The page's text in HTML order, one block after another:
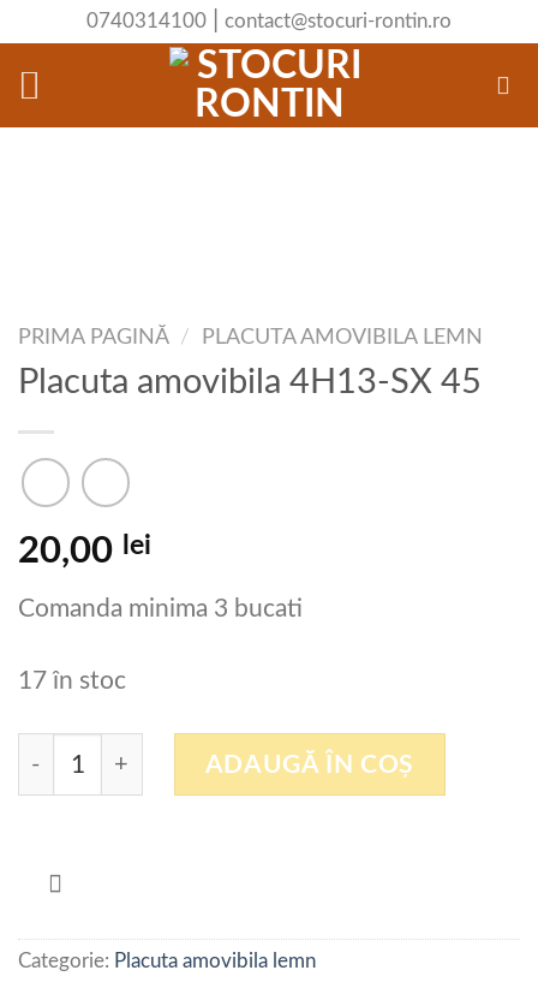
content
0740314100 contact@stocuri-rontin.ro
PRIMA PAGINĂ / PLACUTA AMOVIBILA LEMN
Placuta amovibila 4H13-SX 45
20,00 lei
Comanda minima 3 bucati
17 în stoc
Cantitate Placuta amovibila 4H13-SX 45
ADAUGĂ ÎN COȘ
Categorie: Placuta amovibila lemn